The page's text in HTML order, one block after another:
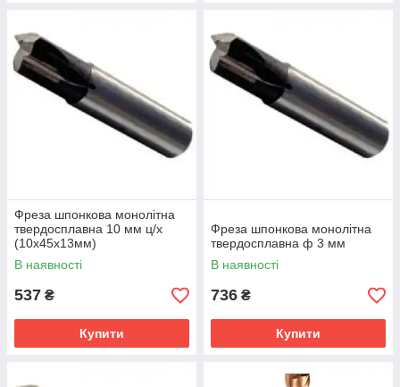
Фреза шпонкова монолітна
твердосплавна 10 мм ц/х
(10х45х13мм)
В наявності
537 ₴
Купити
Фреза шпонкова монолітна
твердосплавна ф 3 мм
В наявності
736 ₴
Купити